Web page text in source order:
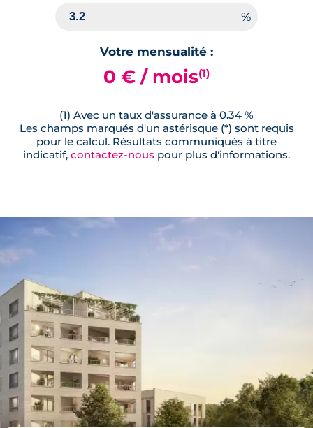
Votre mensualité :
0 € / mois(1)
(1) Avec un taux d'assurance à 0.34 %
Les champs marqués d'un astérisque (*) sont requis
pour le calcul. Résultats communiqués à titre
indicatif, contactez-nous pour plus d'informations.